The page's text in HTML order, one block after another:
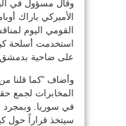
وقال مسؤول في
الأميركي باراك
القومي اليوم
استخدمت أسلحة
على ضاحية
وأضاف “كما قلنا
المخابرات لجمع
في سوريا. وبمجرد
سيتخذ قراراً حول